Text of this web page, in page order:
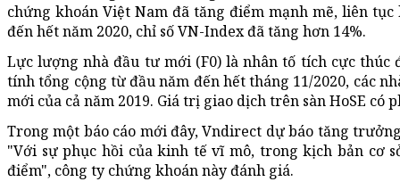
chứng khoán Việt Nam đã tăng điểm mạnh mẽ, liên
đến hết năm 2020, chỉ số VN-Index đã tăng hơn 14%.
Lực lượng nhà đầu tư mới (F0) là nhân tố tích cực
tính tổng cộng từ đầu năm đến hết tháng 11/2020, các
mới của cả năm 2019. Giá trị giao dịch trên sàn HoSE
Trong một báo cáo mới đây, Vndirect dự báo tăng
"Với sự phục hồi của kinh tế vĩ mô, trong kịch bản cơ
điểm", công ty chứng khoán này đánh giá.